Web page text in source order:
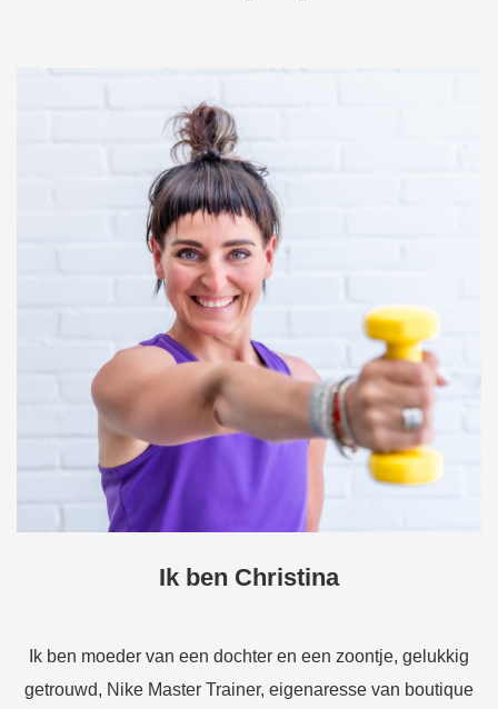
Ik ben Christina
Ik ben moeder van een dochter en een zoontje, gelukkig
getrouwd, Nike Master Trainer, eigenaresse van boutique